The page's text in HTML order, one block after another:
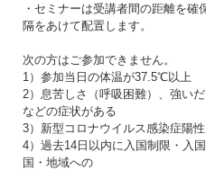
・セミナーは受講者間の距離を
隔をあけて配置します。
次の方はご参加できません。
1）参加当日の体温が37.5℃以上
2）息苦しさ（呼吸困難）、強い
などの症状がある
3）新型コロナウイルス感染症陽
4）過去14日以内に入国制限・入
国・地域への